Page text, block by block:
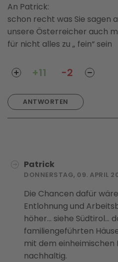
An Patrick:
schon recht was Sie sagen
unsere Österreicher auch
für nicht alles zu „ fein“ sein
ANTWORTEN
+11 -2
Patrick
DONNERSTAG, 09. APRIL
Die Chancen dafür
Entlohnung und
höher... siehe
familiengeführten
mit dem einheimischen
nachhaltig.